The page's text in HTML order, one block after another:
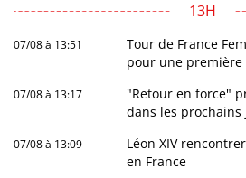
13H
07/08 à 13:51
Tour de France
pour une première
07/08 à 13:17
"Retour en force"
dans les prochains
07/08 à 13:09
Léon XIV
en France